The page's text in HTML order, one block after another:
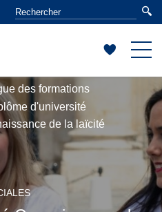
des formations
d'université
de la laïcité